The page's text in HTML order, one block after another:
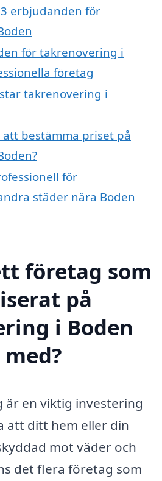
erbjudanden för
för takrenovering i
företag
takrenovering i
bestämma priset på
för
städer nära Boden
företag som
på
i Boden
är en viktig investering
att ditt hem eller din
mot väder och
det flera företag som